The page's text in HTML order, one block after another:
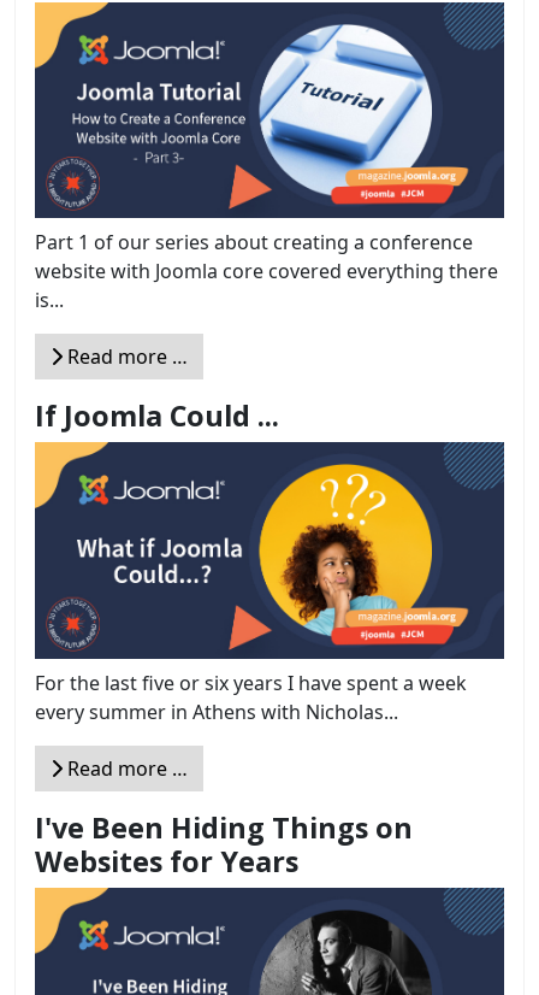
Part 1 of our series about creating a conference
website with Joomla core covered everything there
is...
Read more …
If Joomla Could ...
For the last five or six years I have spent a week
every summer in Athens with Nicholas...
Read more …
I've Been Hiding Things on
Websites for Years